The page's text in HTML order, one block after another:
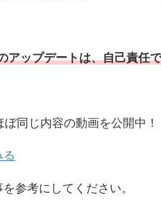
ップデートは、自己責任
同じ内容の動画を公開中！
参考にしてください。